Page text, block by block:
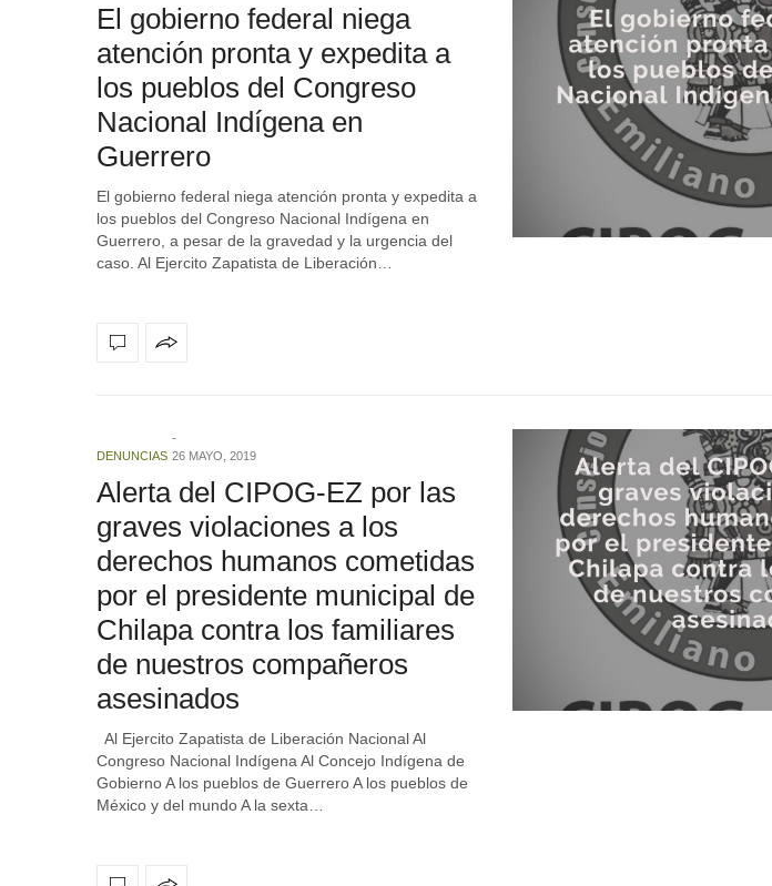
El gobierno federal niega
atención pronta y expedita a
los pueblos del Congreso
Nacional Indígena en
Guerrero
El gobierno federal niega atención pronta y expedita a
los pueblos del Congreso Nacional Indígena en
Guerrero, a pesar de la gravedad y la urgencia del
caso. Al Ejercito Zapatista de Liberación…
DENUNCIAS 26 MAYO, 2019
Alerta del CIPOG-EZ por las
graves violaciones a los
derechos humanos cometidas
por el presidente municipal de
Chilapa contra los familiares
de nuestros compañeros
asesinados
Al Ejercito Zapatista de Liberación Nacional Al
Congreso Nacional Indígena Al Concejo Indígena de
Gobierno A los pueblos de Guerrero A los pueblos de
México y del mundo A la sexta…
Espejo 21